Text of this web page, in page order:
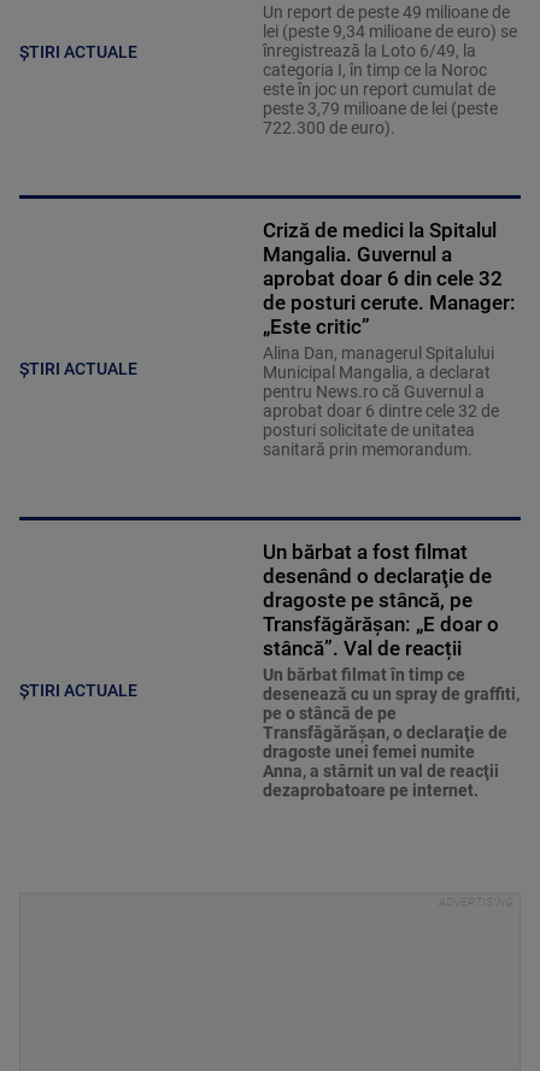
ȘTIRI ACTUALE
Un report de peste 49 milioane de
lei (peste 9,34 milioane de euro) se
înregistrează la Loto 6/49, la
categoria I, în timp ce la Noroc
este în joc un report cumulat de
peste 3,79 milioane de lei (peste
722.300 de euro).
ȘTIRI ACTUALE
Criză de medici la Spitalul
Mangalia. Guvernul a
aprobat doar 6 din cele 32
de posturi cerute. Manager:
„Este critic”
Alina Dan, managerul Spitalului
Municipal Mangalia, a declarat
pentru News.ro că Guvernul a
aprobat doar 6 dintre cele 32 de
posturi solicitate de unitatea
sanitară prin memorandum.
ȘTIRI ACTUALE
Un bărbat a fost filmat
desenând o declaraţie de
dragoste pe stâncă, pe
Transfăgărăşan: „E doar o
stâncă”. Val de reacții
Un bărbat filmat în timp ce
desenează cu un spray de graffiti,
pe o stâncă de pe
Transfăgărăşan, o declaraţie de
dragoste unei femei numite
Anna, a stârnit un val de reacţii
dezaprobatoare pe internet.